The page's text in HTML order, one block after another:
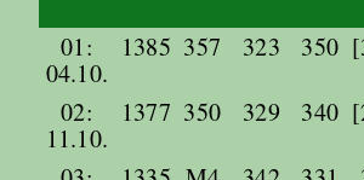
01:
04.10.
1385 357 323 350
02:
11.10.
1377 350 329 340